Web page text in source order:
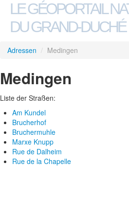
LE GÉOPORTAIL
DU GRAND-
Adressen / Medingen
Medingen
Liste der Straßen:
Am Kundel
Brucherhof
Bruchermuhle
Marxe Knupp
Rue de Dalheim
Rue de la Chapelle